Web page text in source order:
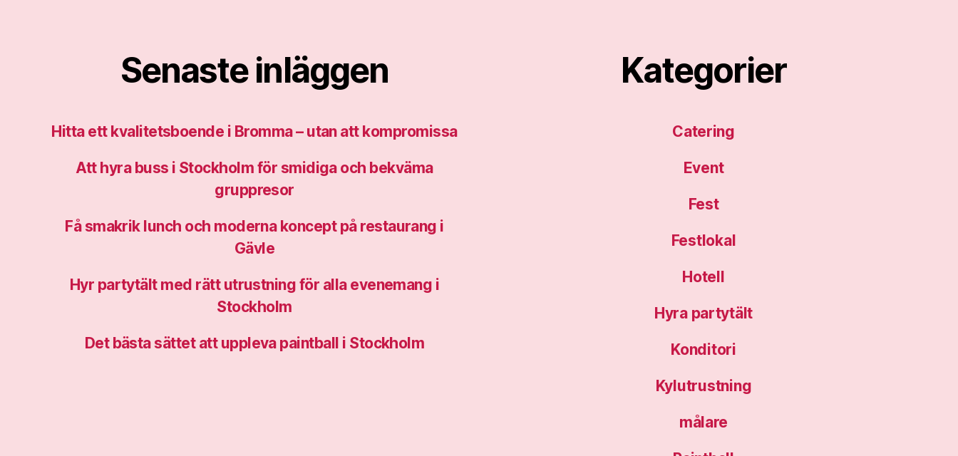
Senaste inläggen
Hitta ett kvalitetsboende i Bromma – utan att kompromissa
Att hyra buss i Stockholm för smidiga och bekväma
gruppresor
Få smakrik lunch och moderna koncept på restaurang i
Gävle
Hyr partytält med rätt utrustning för alla evenemang i
Stockholm
Det bästa sättet att uppleva paintball i Stockholm
Kategorier
Catering
Event
Fest
Festlokal
Hotell
Hyra partytält
Konditori
Kylutrustning
målare